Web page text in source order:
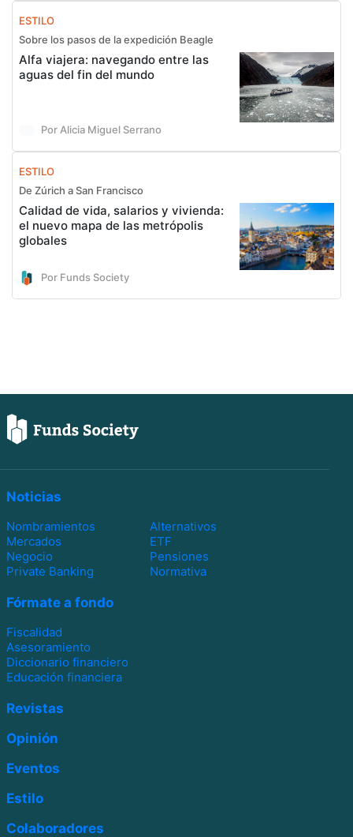
ESTILO
Sobre los pasos de la expedición Beagle
Alfa viajera: navegando entre las
aguas del fin del mundo
Por Alicia Miguel Serrano
ESTILO
De Zúrich a San Francisco
Calidad de vida, salarios y vivienda:
el nuevo mapa de las metrópolis
globales
Por Funds Society
Noticias
Nombramientos
Alternativos
Mercados
ETF
Negocio
Pensiones
Private Banking
Normativa
Fórmate a fondo
Fiscalidad
Asesoramiento
Diccionario financiero
Educación financiera
Revistas
Opinión
Eventos
Estilo
Colaboradores